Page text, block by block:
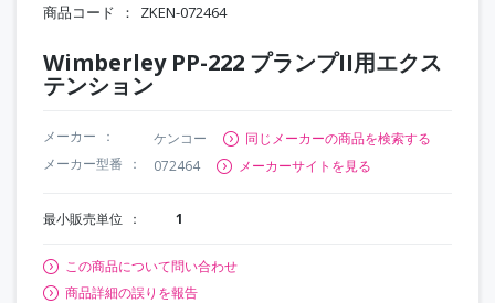
商品コード ZKEN-072464
Wimberley PP-222 プランプII用エクス
テンション
メーカー ケンコー
同じメーカーの商品を検索する
メーカー型番
072464 メーカーサイトを見る
最小販売単位 1
この商品について問い合わせ
商品詳細の誤りを報告